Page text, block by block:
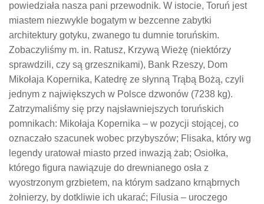
powiedziała nasza pani przewodnik. W istocie, Toruń jest
miastem niezwykle bogatym w bezcenne zabytki
architektury gotyku, zwanego tu dumnie toruńskim.
Zobaczyliśmy m. in. Ratusz, Krzywą Wieżę (niektórzy
sprawdzili, czy są grzesznikami), Bank Rzeszy, Dom
Mikołaja Kopernika, Katedrę ze słynną Trąbą Bożą, czyli
jednym z największych w Polsce dzwonów (7238 kg).
Zatrzymaliśmy się przy najsławniejszych toruńskich
pomnikach: Mikołaja Kopernika – w pozycji stojącej, co
oznaczało szacunek wobec przybyszów; Flisaka, który wg
legendy uratował miasto przed inwazją żab; Osiołka,
którego figura nawiązuje do drewnianego osła z
wyostrzonym grzbietem, na którym sadzano krnąbrnych
żołnierzy, by dotkliwie ich ukarać; Filusia – uroczego